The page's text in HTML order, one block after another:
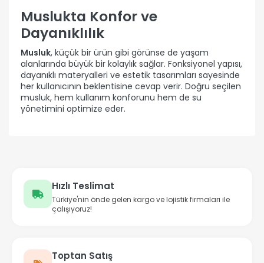
Muslukta Konfor ve
Dayanıklılık
Musluk, küçük bir ürün gibi görünse de yaşam
alanlarında büyük bir kolaylık sağlar. Fonksiyonel yapısı,
dayanıklı materyalleri ve estetik tasarımları sayesinde
her kullanıcının beklentisine cevap verir. Doğru seçilen
musluk, hem kullanım konforunu hem de su
yönetimini optimize eder.
Hızlı Teslimat
Türkiye'nin önde gelen kargo ve lojistik firmaları ile
çalışıyoruz!
Toptan Satış